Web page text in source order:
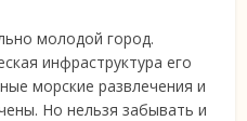
молодой город.
инфраструктура его
морские развлечения и
Но нельзя забывать и